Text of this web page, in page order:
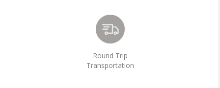
Round Trip
Transportation